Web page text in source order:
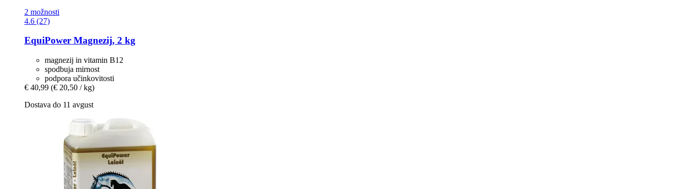
2 možnosti
4.6 (27)
EquiPower Magnezij, 2 kg
magnezij in vitamin B12
spodbuja mirnost
podpora učinkovitosti
€ 40,99 (€ 20,50 / kg)
Dostava do 11 avgust